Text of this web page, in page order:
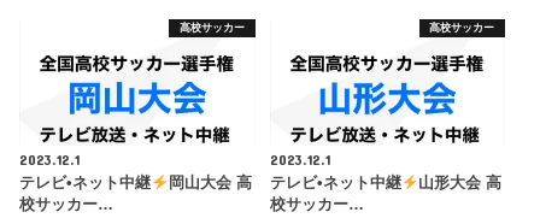
高校サッカー
2023.12.1
テレビ•ネット中継
岡山大会 高
校サッカー…
高校サッカー
2023.12.1
テレビ•ネット中継
山形大会 高
校サッカー…